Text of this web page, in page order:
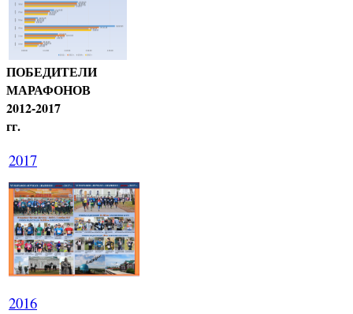
ПОБЕДИТЕЛИ
МАРАФОНОВ
2012-2017
гг.
2017
2016